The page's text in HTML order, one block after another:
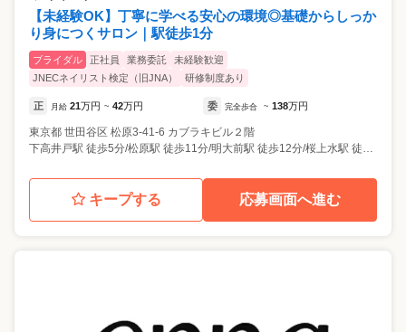
【未経験OK】丁寧に学べる安心の環境◎基礎からしっか
り身につくサロン｜駅徒歩1分
ブライダル 正社員 業務委託
未経験歓迎
JNECネイリスト検定（旧JNA）
研修制度あり
正 月給 21万円 ~ 42万円 委 完全歩合 ~ 138万円
東京都 世田谷区 松原3-41-6 カブラキビル２階
下高井戸駅 徒歩5分/松原駅 徒歩11分/明大前駅 徒歩12分/桜上水駅 徒歩14分
キープする 応募画面へ進む